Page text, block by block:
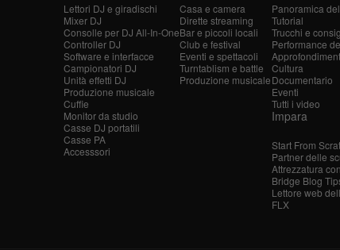
Lettori DJ e giradischi
Mixer DJ
Consolle per DJ All-In-One
Controller DJ
Software e interfacce
Campionatori DJ
Unità effetti DJ
Produzione musicale
Cuffie
Monitor da studio
Casse DJ portatili
Casse PA
Accesssori
Casa e camera
Dirette streaming
Bar e piccoli locali
Club e festival
Eventi e spettacoli
Turntablism e battle
Produzione musicale
Panoramica
Tutorial
Trucchi e
Performance
Cultura
Documentario
Eventi
Tutti i video
Impara
Start From
Partner delle
Attrezzatura
Bridge Blog
Lettore web
FLX